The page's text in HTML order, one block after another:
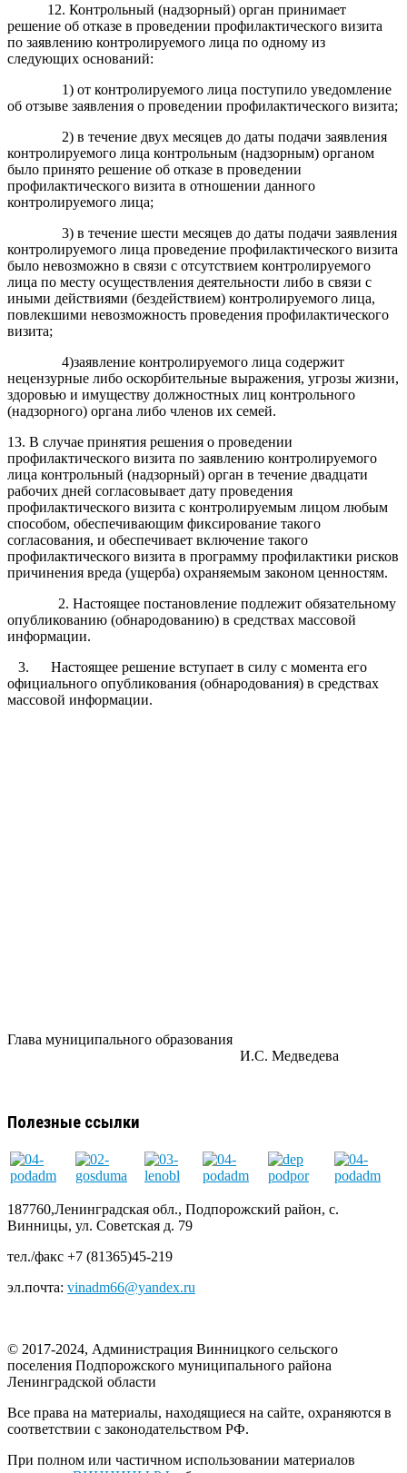
12. Контрольный (надзорный) орган принимает
решение об отказе в проведении профилактического визита
по заявлению контролируемого лица по одному из
следующих оснований:
1) от контролируемого лица поступило уведомление
об отзыве заявления о проведении профилактического визита;
2) в течение двух месяцев до даты подачи заявления
контролируемого лица контрольным (надзорным) органом
было принято решение об отказе в проведении
профилактического визита в отношении данного
контролируемого лица;
3) в течение шести месяцев до даты подачи заявления
контролируемого лица проведение профилактического визита
было невозможно в связи с отсутствием контролируемого
лица по месту осуществления деятельности либо в связи с
иными действиями (бездействием) контролируемого лица,
повлекшими невозможность проведения профилактического
визита;
4)заявление контролируемого лица содержит
нецензурные либо оскорбительные выражения, угрозы жизни,
здоровью и имуществу должностных лиц контрольного
(надзорного) органа либо членов их семей.
13. В случае принятия решения о проведении
профилактического визита по заявлению контролируемого
лица контрольный (надзорный) орган в течение двадцати
рабочих дней согласовывает дату проведения
профилактического визита с контролируемым лицом любым
способом, обеспечивающим фиксирование такого
согласования, и обеспечивает включение такого
профилактического визита в программу профилактики рисков
причинения вреда (ущерба) охраняемым законом ценностям.
2. Настоящее постановление подлежит обязательному
опубликованию (обнародованию) в средствах массовой
информации.
3. Настоящее решение вступает в силу с момента его
официального опубликования (обнародования) в средствах
массовой информации.
Глава муниципального образования
И.С. Медведева
Полезные ссылки
187760,Ленинградская обл., Подпорожский район, с.
Винницы, ул. Советская д. 79
тел./факс +7 (81365)45-219
эл.почта: vinadm66@yandex.ru
© 2017-2024, Администрация Винницкого сельского
поселения Подпорожского муниципального района
Ленинградской области
Все права на материалы, находящиеся на сайте, охраняются в
соответствии с законодательством РФ.
При полном или частичном использовании материалов